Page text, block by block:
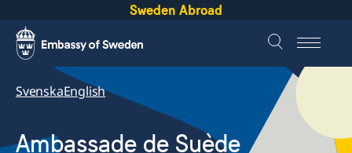
Sweden Abroad
SvenskaEnglish
Ambassade de Suède